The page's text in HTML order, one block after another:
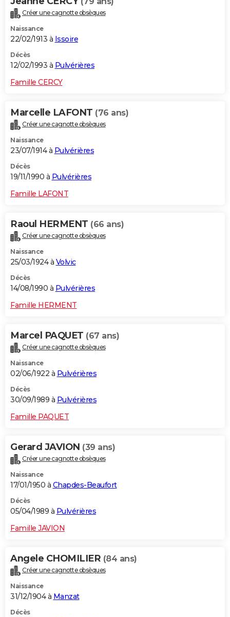
Créer une cagnotte obsèques
Naissance
22/02/1913 à Issoire
Décès
12/02/1993 à Pulvérières
Famille CERCY
Marcelle LAFONT (76 ans)
Créer une cagnotte obsèques
Naissance
23/07/1914 à Pulvérières
Décès
19/11/1990 à Pulvérières
Famille LAFONT
Raoul HERMENT (66 ans)
Créer une cagnotte obsèques
Naissance
25/03/1924 à Volvic
Décès
14/08/1990 à Pulvérières
Famille HERMENT
Marcel PAQUET (67 ans)
Créer une cagnotte obsèques
Naissance
02/06/1922 à Pulvérières
Décès
30/09/1989 à Pulvérières
Famille PAQUET
Gerard JAVION (39 ans)
Créer une cagnotte obsèques
Naissance
17/01/1950 à Chapdes-Beaufort
Décès
05/04/1989 à Pulvérières
Famille JAVION
Angele CHOMILIER (84 ans)
Créer une cagnotte obsèques
Naissance
31/12/1904 à Manzat
Décès